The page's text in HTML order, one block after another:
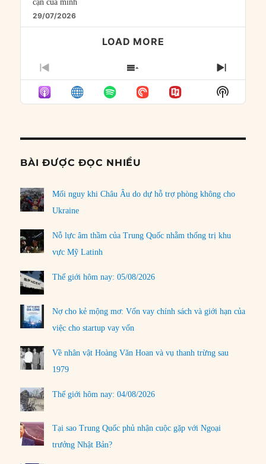
cận của mình
29/07/2026
LOAD MORE
PREVIOUS
EPISODE
SHOW
EPISODES
LIST
NEXT
Show
Podcast
BÀI ĐƯỢC ĐỌC NHIỀU
Mối nguy khi Châu Âu do dự hỗ trợ phòng không cho
Ukraine
Nỗ lực âm thầm của Trung Quốc nhằm thống trị khu
vực Mỹ Latinh
Thế giới hôm nay: 05/08/2026
Nợ cho kẻ mộng mơ: Vốn vay chính sách và giới hạn của
việc cho startup vay vốn
Về nhân vật Hoàng Văn Hoan và vụ thanh trừng sau
1979
Thế giới hôm nay: 04/08/2026
Tại sao Trung Quốc phủ nhận cuộc gặp với Ngoại
trưởng Nhật Bản?